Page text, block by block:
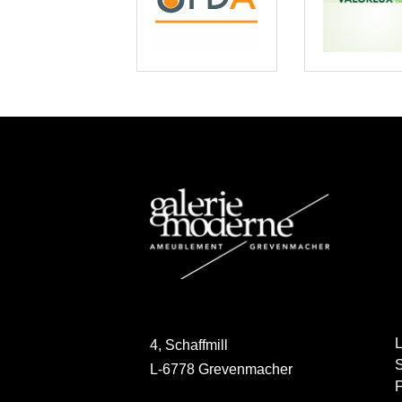
4, Schaffmill
L-6778 Grevenmacher